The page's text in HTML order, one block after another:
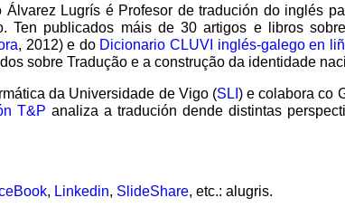
Álvarez Lugrís é Profesor de tradución do inglés
Ten publicados máis de 30 artigos e libros
, 2012) e do Dicionario CLUVI inglés-galego en
sobre Tradução e a construção da identidade
da Universidade de Vigo (SLI ) e colabora co
T&P analiza a tradución dende distintas
, Linkedin, SlideShare, etc.: alugris.